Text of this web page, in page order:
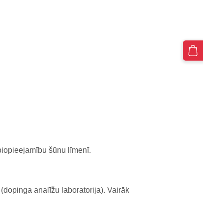
šūnu līmenī.
analīžu laboratorija). Vairāk